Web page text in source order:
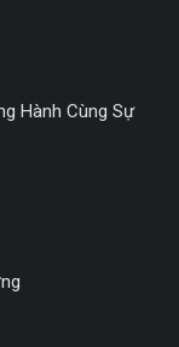
Hành Cùng Sự